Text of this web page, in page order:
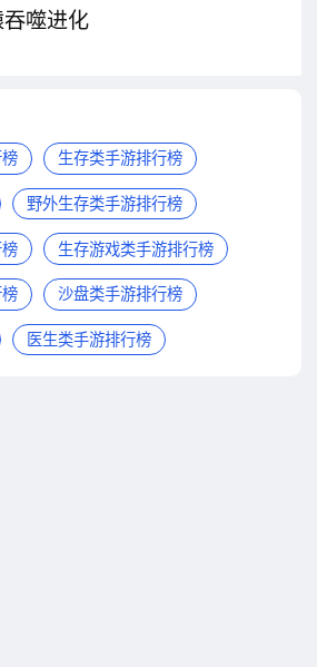
吞噬进化
生存类手游排行榜
野外生存类手游排行榜
生存游戏类手游排行榜
沙盘类手游排行榜
医生类手游排行榜